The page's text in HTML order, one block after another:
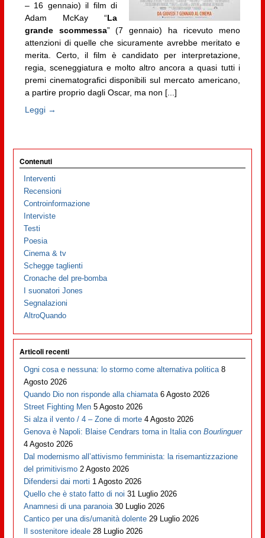
– 16 gennaio) il film di
Adam McKay “La
grande scommessa” (7 gennaio) ha ricevuto meno
attenzioni di quelle che sicuramente avrebbe meritato e
merita. Certo, il film è candidato per interpretazione,
regia, sceneggiatura e molto altro ancora a quasi tutti i
premi cinematografici disponibili sul mercato americano,
a partire proprio dagli Oscar, ma non [...]
Leggi →
Contenuti
Interventi
Recensioni
Controinformazione
Interviste
Testi
Poesia
Cinema & tv
Schegge taglienti
Cronache del pre-bomba
I suonatori Jones
Segnalazioni
AltroQuando
Articoli recenti
Ogni cosa e nessuna: lo stormo come alternativa politica 8
Agosto 2026
Quando Dio non risponde alla chiamata 6 Agosto 2026
Street Fighting Men 5 Agosto 2026
Si alza il vento / 4 – Zone di morte 4 Agosto 2026
Genova è Napoli: Blaise Cendrars torna in Italia conBourlinguer
4 Agosto 2026
Dal modernismo all’attivismo femminista: la risemantizzazione
del primitivismo 2 Agosto 2026
Difendersi dai morti 1 Agosto 2026
Quello che è stato fatto di noi 31 Luglio 2026
Anamnesi di una paranoia 30 Luglio 2026
Cantico per una dis/umanità dolente 29 Luglio 2026
Il sostenitore ideale 28 Luglio 2026